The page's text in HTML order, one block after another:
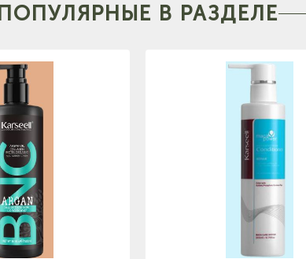
ПОПУЛЯРНЫЕ В РАЗДЕЛЕ